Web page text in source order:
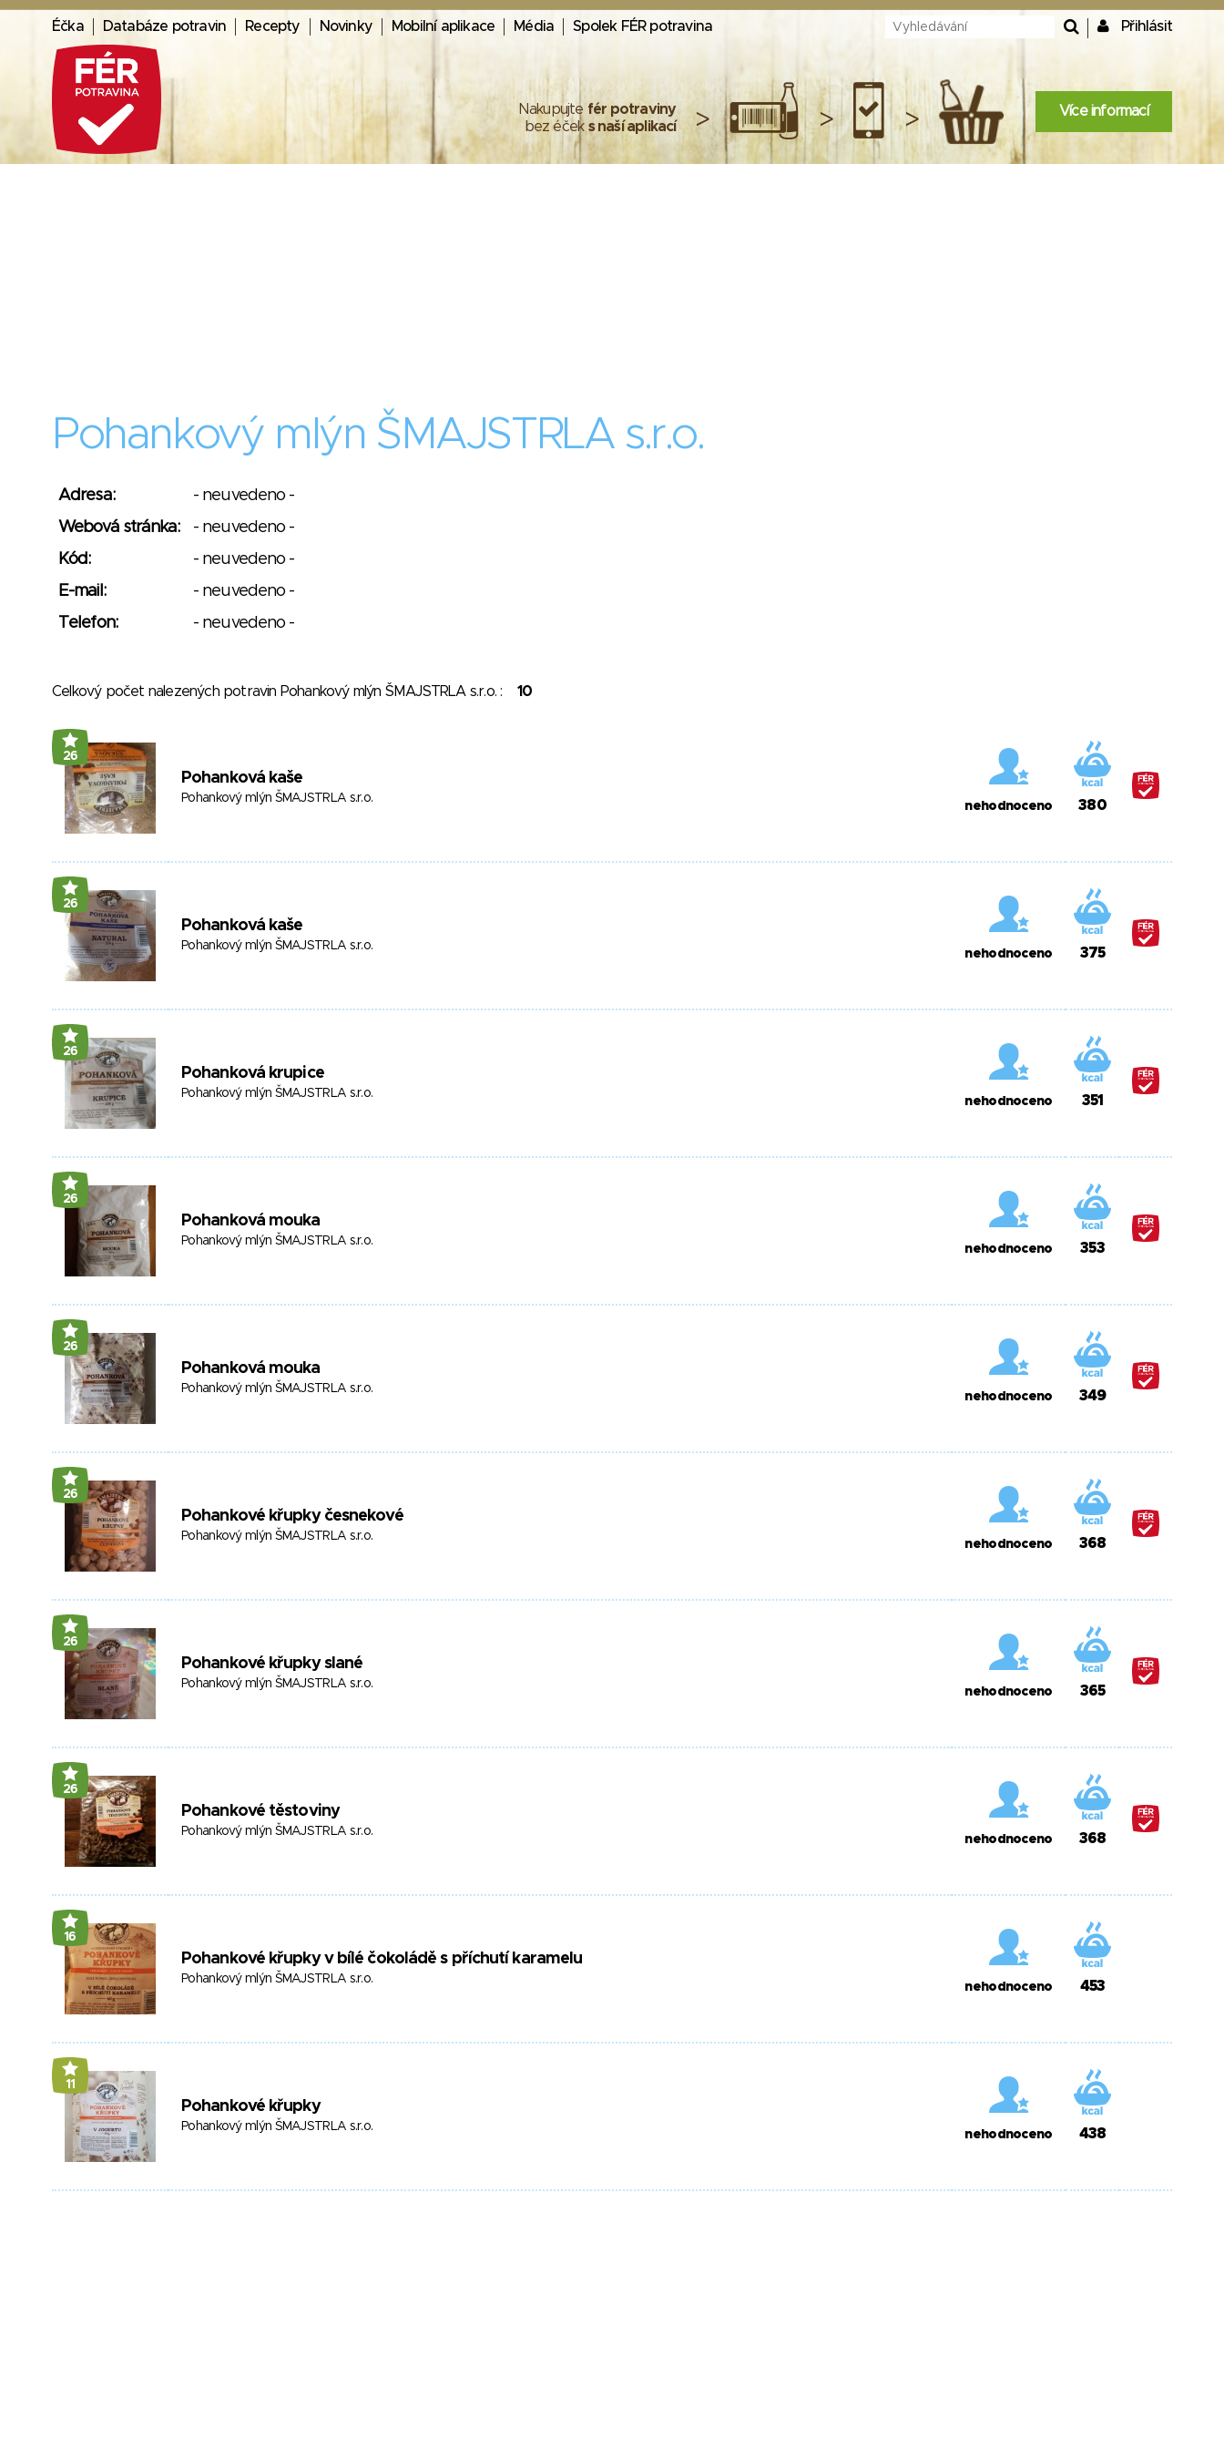
Éčka Databáze potravin Recepty Novinky Mobilní aplikace Média Spolek FÉR potravina Přihlásit
Nakupujte fér potraviny
bez éček s naší aplikací > > > Více informací
Pohankový mlýn ŠMAJSTRLA s.r.o.
Adresa:
- neuvedeno -
Webová stránka:
- neuvedeno -
Kód:
- neuvedeno -
E-mail:
- neuvedeno -
Telefon:
- neuvedeno -
Celkový počet nalezených potravin Pohankový mlýn ŠMAJSTRLA s.r.o. :10
26
Pohanková kaše
Pohankový mlýn ŠMAJSTRLA s.r.o.
nehodnoceno 380
26
Pohanková kaše
Pohankový mlýn ŠMAJSTRLA s.r.o.
nehodnoceno 375
26
Pohanková krupice
Pohankový mlýn ŠMAJSTRLA s.r.o.
nehodnoceno 351
26
Pohanková mouka
Pohankový mlýn ŠMAJSTRLA s.r.o.
nehodnoceno 353
26
Pohanková mouka
Pohankový mlýn ŠMAJSTRLA s.r.o.
nehodnoceno 349
26
Pohankové křupky česnekové
Pohankový mlýn ŠMAJSTRLA s.r.o.
nehodnoceno 368
26
Pohankové křupky slané
Pohankový mlýn ŠMAJSTRLA s.r.o.
nehodnoceno 365
26
Pohankové těstoviny
Pohankový mlýn ŠMAJSTRLA s.r.o.
nehodnoceno 368
16
Pohankové křupky v bílé čokoládě s příchutí karamelu
Pohankový mlýn ŠMAJSTRLA s.r.o.
nehodnoceno 453
11
Pohankové křupky
Pohankový mlýn ŠMAJSTRLA s.r.o.
nehodnoceno 438